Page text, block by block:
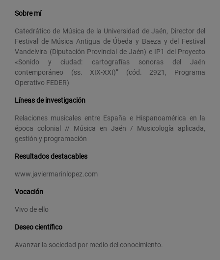
Sobre mí
Catedrático de Música de la Universidad de Jaén, Director del
Festival de Música Antigua de Úbeda y Baeza y del Festival
Vandelvira (Diputación Provincial de Jaén) e IP1 del Proyecto
«Sonido y ciudad: cartografías sonoras del Jaén
contemporáneo (ss. XIX-XXI)” (cód. 2921, Programa
Operativo FEDER)
Líneas de investigación
Relaciones musicales entre España e Hispanoamérica en la
época colonial // Música en Jaén / Musicología aplicada,
gestión y programación
Resultados destacables
www.javiermarinlopez.com
Vocación
Vivo de ello
Deseo científico
Avanzar la sociedad por medio del conocimiento.